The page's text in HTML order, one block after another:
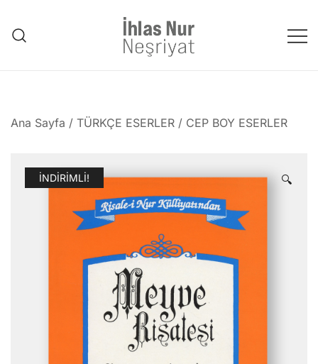
content
Ana Sayfa / TÜRKÇE ESERLER / CEP BOY ESERLER
İNDIRIMLI! 🔍